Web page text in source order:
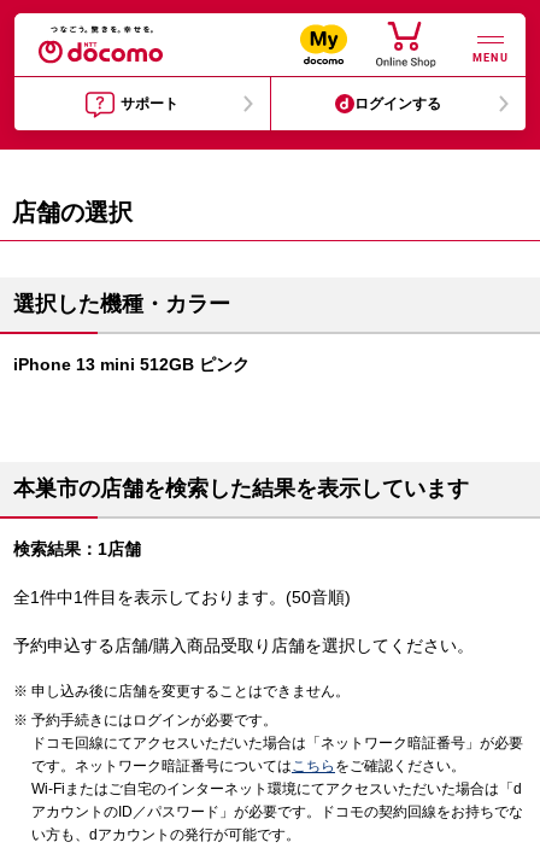
MENU
サポート ログインする
店舗の選択
選択した機種・カラー
iPhone 13 mini 512GB ピンク
本巣市の店舗を検索した結果を表示しています
検索結果：1店舗
全1件中1件目を表示しております。(50音順)
予約申込する店舗/購入商品受取り店舗を選択してください。
申し込み後に店舗を変更することはできません。
予約手続きにはログインが必要です。
ドコモ回線にてアクセスいただいた場合は「ネットワーク暗証番号」が必要
です。ネットワーク暗証番号についてはこちら をご確認ください。
Wi-Fiまたはご自宅のインターネット環境にてアクセスいただいた場合は「d
アカウントのID／パスワード」が必要です。ドコモの契約回線をお持ちでな
い方も、dアカウントの発行が可能です。